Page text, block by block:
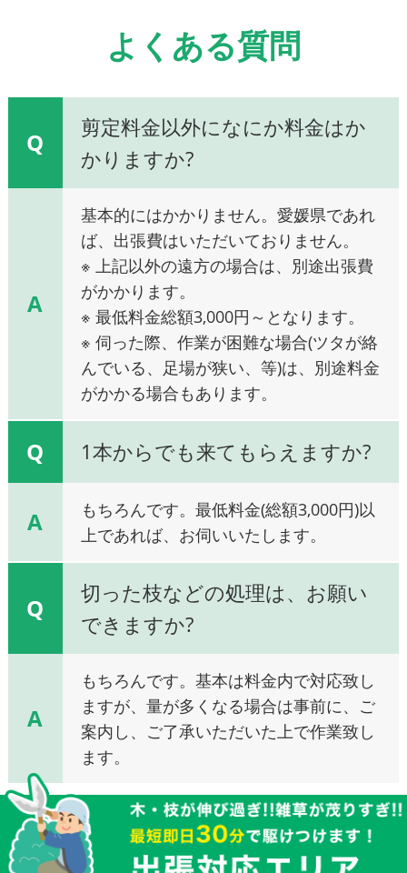
よくある質問
Q
剪定料金以外になにか料金はか
かりますか?
A
基本的にはかかりません。愛媛県であれ
ば、出張費はいただいておりません。
※ 上記以外の遠方の場合は、別途出張費
がかかります。
※ 最低料金総額3,000円～となります。
※ 伺った際、作業が困難な場合(ツタが絡
んでいる、足場が狭い、等)は、別途料金
がかかる場合もあります。
Q 1本からでも来てもらえますか?
A
もちろんです。最低料金(総額3,000円)以
上であれば、お伺いいたします。
Q
切った枝などの処理は、お願い
できますか?
A
もちろんです。基本は料金内で対応致し
ますが、量が多くなる場合は事前に、ご
案内し、ご了承いただいた上で作業致し
ます。